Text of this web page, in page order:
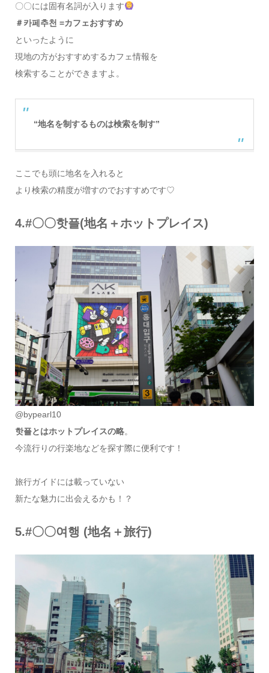
〇〇には固有名詞が入ります
＃카페추천 =カフェおすすめ
といったように
現地の方がおすすめするカフェ情報を
検索することができますよ。
“地名を制するものは検索を制す”
ここでも頭に地名を入れると
より検索の精度が増すのでおすすめです♡
4.#〇〇핫플(地名＋ホットプレイス)
@bypearl10
핫플とはホットプレイスの略。
今流行りの行楽地などを探す際に便利です！
旅行ガイドには載っていない
新たな魅力に出会えるかも！？
5.#〇〇여행 (地名＋旅行)